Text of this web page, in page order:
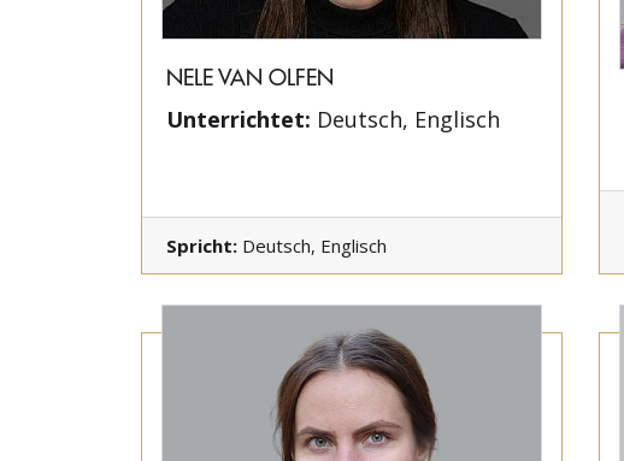
NELE VAN OLFEN
Unterrichtet: Deutsch, Englisch
Spricht: Deutsch, Englisch